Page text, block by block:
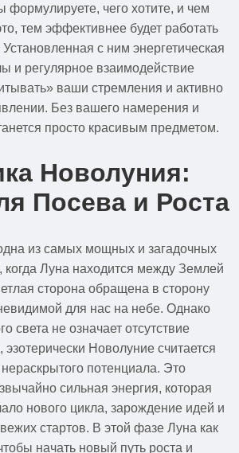
формулируете, чего хотите, и чем
тем эффективнее будет работать
Установленная с ним энергетическая
и регулярное взаимодействие
ваши стремления и активно
Без вашего намерения и
просто красивым предметом.
Новолуния:
Посева и Роста
из самых мощных и загадочных
когда Луна находится между Землей
сторона обращена в сторону
для нас на небе. Однако
света не означает отсутствие
Новолуние считается
потенциала. Это
сильная энергия, которая
нового цикла, зарождение идей и
стартов. В этой фазе Луна как
начать новый путь роста и